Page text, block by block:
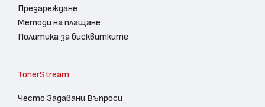
Презареждане
Методи на плащане
Политика за бисквитките
TonerStream
Често Задавани Въпроси